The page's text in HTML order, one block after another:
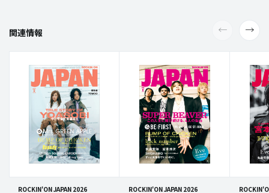
関連情報
ROCKIN'ON JAPAN 2026
ROCKIN'ON JAPAN 2026